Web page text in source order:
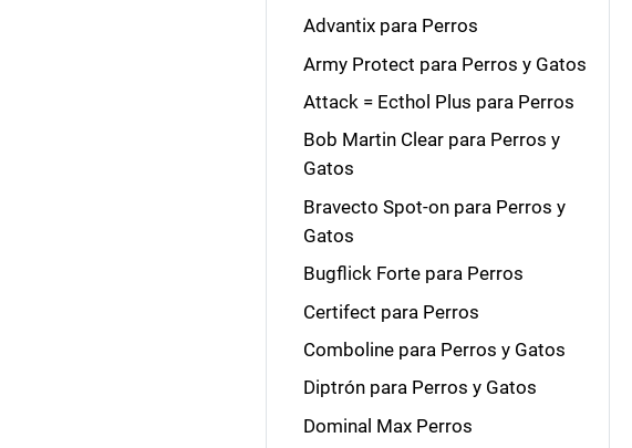
Advantix para Perros
Army Protect para Perros y Gatos
Attack = Ecthol Plus para Perros
Bob Martin Clear para Perros y
Gatos
Bravecto Spot-on para Perros y
Gatos
Bugflick Forte para Perros
Certifect para Perros
Comboline para Perros y Gatos
Diptrón para Perros y Gatos
Dominal Max Perros